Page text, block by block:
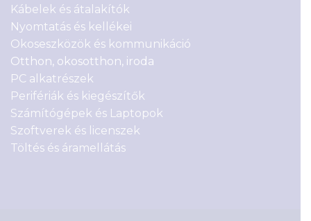
Kábelek és átalakítók
Nyomtatás és kellékei
Okoseszközök és kommunikáció
Otthon, okosotthon, iroda
PC alkatrészek
Perifériák és kiegészítők
Számítógépek és Laptopok
Szoftverek és licenszek
Töltés és áramellátás